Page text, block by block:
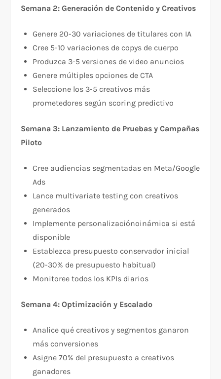
Semana 2: Generación de Contenido y Creativos
Genere 20-30 variaciones de titulares con IA
Cree 5-10 variaciones de copys de cuerpo
Produzca 3-5 versiones de video anuncios
Genere múltiples opciones de CTA
Seleccione los 3-5 creativos más
prometedores según scoring predictivo
Semana 3: Lanzamiento de Pruebas y Campañas
Piloto
Cree audiencias segmentadas en Meta/Google
Ads
Lance multivariate testing con creativos
generados
Implemente personalizaciónoinámica si está
disponible
Establezca presupuesto conservador inicial
(20-30% de presupuesto habitual)
Monitoree todos los KPIs diarios
Semana 4: Optimización y Escalado
Analice qué creativos y segmentos ganaron
más conversiones
Asigne 70% del presupuesto a creativos
ganadores